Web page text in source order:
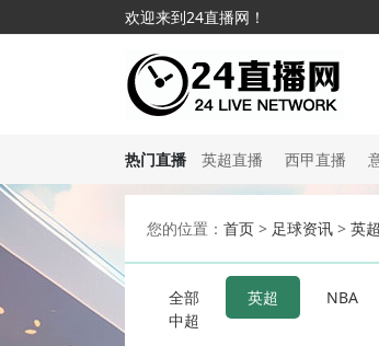
欢迎来到24直播网！
热门直播 英超直播 西甲直播
您的位置： 首页 > 足球资讯 > 英超
全部 英超 NBA
中超